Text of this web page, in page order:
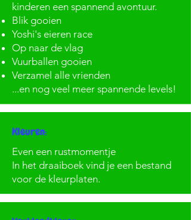
kinderen een spannend avontuur.
Blik gooien
Yoshi's eieren race
Op naar de vlag
Vuurballen gooien
Verzamel alle vrienden
...en nog veel meer spannende levels!
Kleuren:
Even een rustmomentje
In het draaiboek vind je een bestand
voor de kleurplaten.